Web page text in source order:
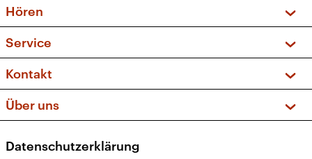
Sendungen und Podcasts
Musikliste
Kakadu – Das Kinderprogramm
Hören
Frequenzen (UKW + DAB+)
Service
FAQ
Apps
Newsletter
Kontakt
Social Media
Über uns
Presse
Datenschutzerklärung